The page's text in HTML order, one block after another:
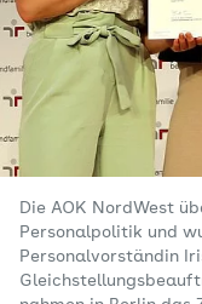
Die AOK NordWest
Personalpolitik und
Personalvorständin